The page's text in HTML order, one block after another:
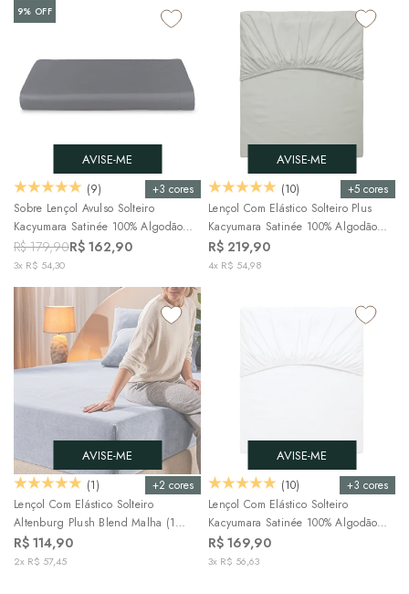
9% OFF
AVISE-ME
+3 cores
(9)
Sobre Lençol Avulso Solteiro
Kacyumara Satinée 100% Algodão
Egípcio Percal 300 Fios (1 Peça)
R$ 179,90R$ 162,90
3x R$ 54,30
AVISE-ME
+5 cores
(10)
Lençol Com Elástico Solteiro Plus
Kacyumara Satinée 100% Algodão
Egípcio Percal 300 Fios (1 Peça)
R$ 219,90
4x R$ 54,98
AVISE-ME
+2 cores
(1)
Lençol Com Elástico Solteiro
Altenburg Plush Blend Malha (1
Peça)
R$ 114,90
2x R$ 57,45
AVISE-ME
+3 cores
(10)
Lençol Com Elástico Solteiro
Kacyumara Satinée 100% Algodão
Egípcio Percal 300 Fios (1 Peça)
R$ 169,90
3x R$ 56,63